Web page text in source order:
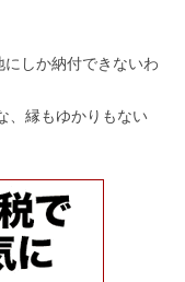
にしか納付できないわ
、縁もゆかりもない